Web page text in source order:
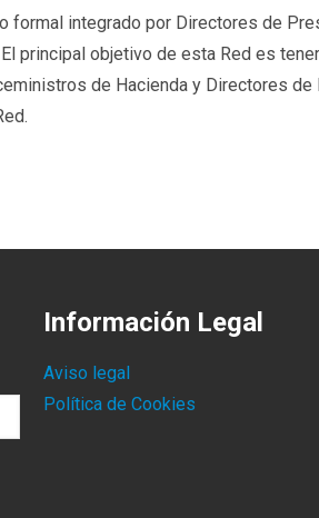
formal integrado por Directores de
El principal objetivo de esta Red es
de Hacienda y Directores
Información Legal
Aviso legal
Política de Cookies